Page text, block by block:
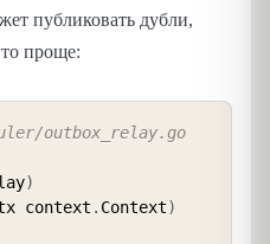
публиковать дубли,
проще:
outbox_relay.go
)
context . Context)